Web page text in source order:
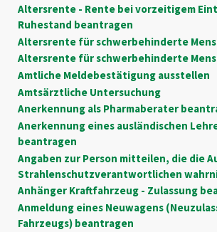
Altersrente - Rente bei vorzeitigem
Ruhestand beantragen
Altersrente für schwerbehinderte
Altersrente für schwerbehinderte
Amtliche Meldebestätigung ausstellen
Amtsärztliche Untersuchung
Anerkennung als Pharmaberater
Anerkennung eines ausländischen
beantragen
Angaben zur Person mitteilen, die die
Strahlenschutzverantwortlichen
Anhänger Kraftfahrzeug - Zulassung
Anmeldung eines Neuwagens
Fahrzeugs) beantragen